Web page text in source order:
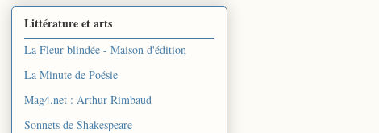
Littérature et arts
La Fleur blindée - Maison d'édition
La Minute de Poésie
Mag4.net : Arthur Rimbaud
Sonnets de Shakespeare